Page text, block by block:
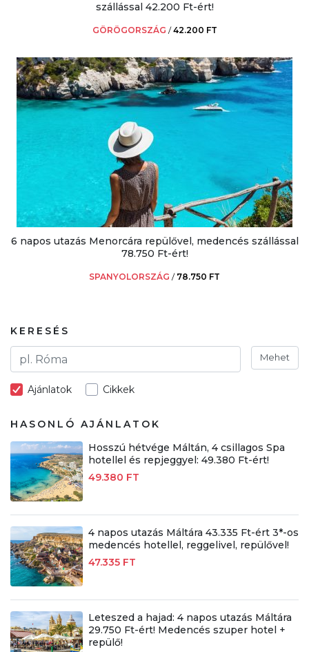
szállással 42.200 Ft-ért!
GÖRÖGORSZÁG /42.200 FT
6 napos utazás Menorcára repülővel, medencés szállással
78.750 Ft-ért!
SPANYOLORSZÁG / 78.750 FT
KERESÉS
Mehet
Ajánlatok Cikkek
HASONLÓ AJÁNLATOK
Hosszú hétvége Máltán, 4 csillagos Spa
hotellel és repjeggyel: 49.380 Ft-ért!
49.380 FT
4 napos utazás Máltára 43.335 Ft-ért 3*-os
medencés hotellel, reggelivel, repülővel!
47.335 FT
Leteszed a hajad: 4 napos utazás Máltára
29.750 Ft-ért! Medencés szuper hotel +
repülő!